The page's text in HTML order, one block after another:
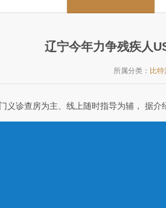
辽宁今年力争残疾人
所属分类： 比
义诊查房为主、线上随时指导为辅， 据介